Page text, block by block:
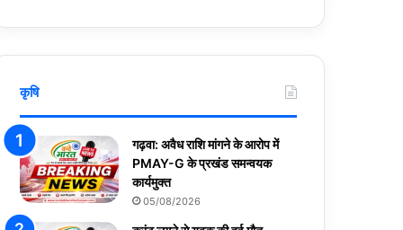
कृषि
गढ़वा: अवैध राशि मांगने के आरोप में
PMAY-G के प्रखंड समन्वयक
कार्यमुक्त
05/08/2026